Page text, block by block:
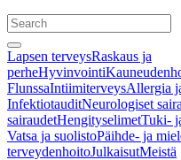
Lapsen terveysRaskaus ja
perheHyvinvointi
FlunssaIntiimiterveysAllergia
InfektiotauditNeurologiset
sairaudetHengityselimetTuki-
Vatsa ja suolistoPäihde- ja
terveydenhoitoJulkaisutMeistä